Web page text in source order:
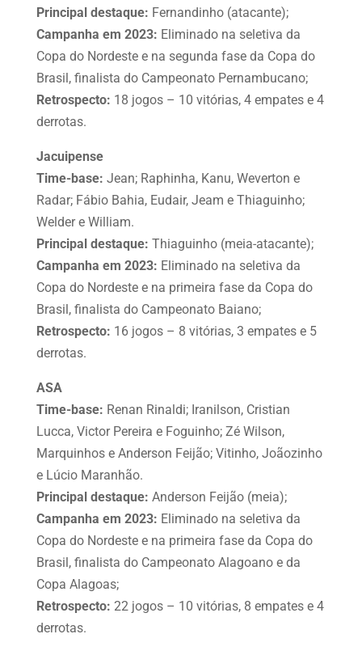
Principal destaque: Fernandinho (atacante);
Campanha em 2023: Eliminado na seletiva da
Copa do Nordeste e na segunda fase da Copa do
Brasil, finalista do Campeonato Pernambucano;
Retrospecto: 18 jogos – 10 vitórias, 4 empates e 4
derrotas.
Jacuipense
Time-base: Jean; Raphinha, Kanu, Weverton e
Radar; Fábio Bahia, Eudair, Jeam e Thiaguinho;
Welder e William.
Principal destaque: Thiaguinho (meia-atacante);
Campanha em 2023: Eliminado na seletiva da
Copa do Nordeste e na primeira fase da Copa do
Brasil, finalista do Campeonato Baiano;
Retrospecto: 16 jogos – 8 vitórias, 3 empates e 5
derrotas.
ASA
Time-base: Renan Rinaldi; Iranilson, Cristian
Lucca, Victor Pereira e Foguinho; Zé Wilson,
Marquinhos e Anderson Feijão; Vitinho, Joãozinho
e Lúcio Maranhão.
Principal destaque: Anderson Feijão (meia);
Campanha em 2023: Eliminado na seletiva da
Copa do Nordeste e na primeira fase da Copa do
Brasil, finalista do Campeonato Alagoano e da
Copa Alagoas;
Retrospecto: 22 jogos – 10 vitórias, 8 empates e 4
derrotas.